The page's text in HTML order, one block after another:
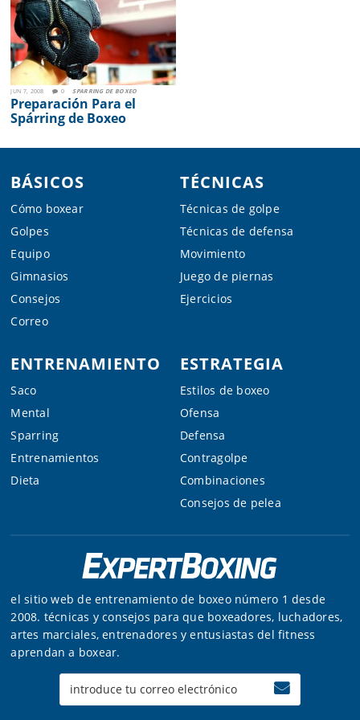
JUN 7, 2008 SPARRING DE BOXEO
0
Preparación Para el
Spárring de Boxeo
Footer
BÁSICOS
Cómo boxear
Golpes
Equipo
Gimnasios
Consejos
Correo
TÉCNICAS
Técnicas de golpe
Técnicas de defensa
Movimiento
Juego de piernas
Ejercicios
ENTRENAMIENTO
Saco
Mental
Sparring
Entrenamientos
Dieta
ESTRATEGIA
Estilos de boxeo
Ofensa
Defensa
Contragolpe
Combinaciones
Consejos de pelea
el sitio web de entrenamiento de boxeo número 1 desde
2008. técnicas y consejos para que boxeadores, luchadores,
artes marciales, entrenadores y entusiastas del fitness
aprendan a boxear.
Enter